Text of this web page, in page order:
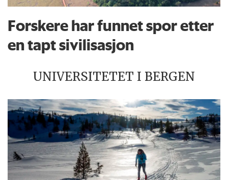
Forskere har funnet spor etter
en tapt sivilisasjon
UNIVERSITETET I BERGEN